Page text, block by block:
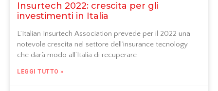
Insurtech 2022: crescita per gli
investimenti in Italia
L’Italian Insurtech Association prevede per il 2022 una
notevole crescita nel settore dell’insurance tecnology
che darà modo all’Italia di recuperare
LEGGI TUTTO »